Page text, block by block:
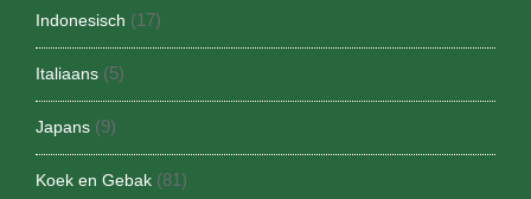
Indonesisch (17)
Italiaans (5)
Japans (9)
Koek en Gebak (81)